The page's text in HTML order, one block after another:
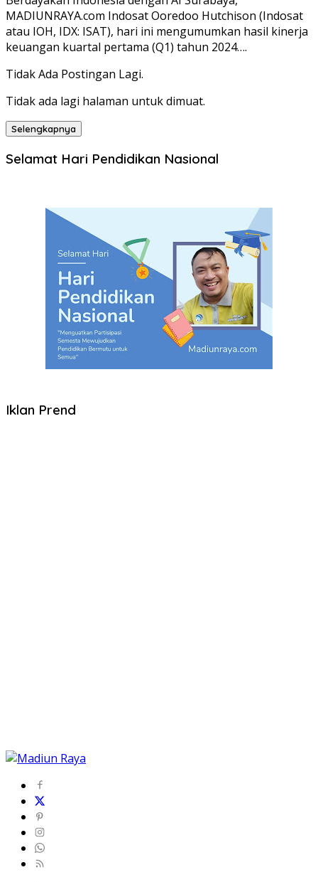
MADIUNRAYA.com Indosat Ooredoo Hutchison (Indosat
atau IOH, IDX: ISAT), hari ini mengumumkan hasil kinerja
keuangan kuartal pertama (Q1) tahun 2024….
Tidak Ada Postingan Lagi.
Tidak ada lagi halaman untuk dimuat.
Selengkapnya
Selamat Hari Pendidikan Nasional
Iklan Prend